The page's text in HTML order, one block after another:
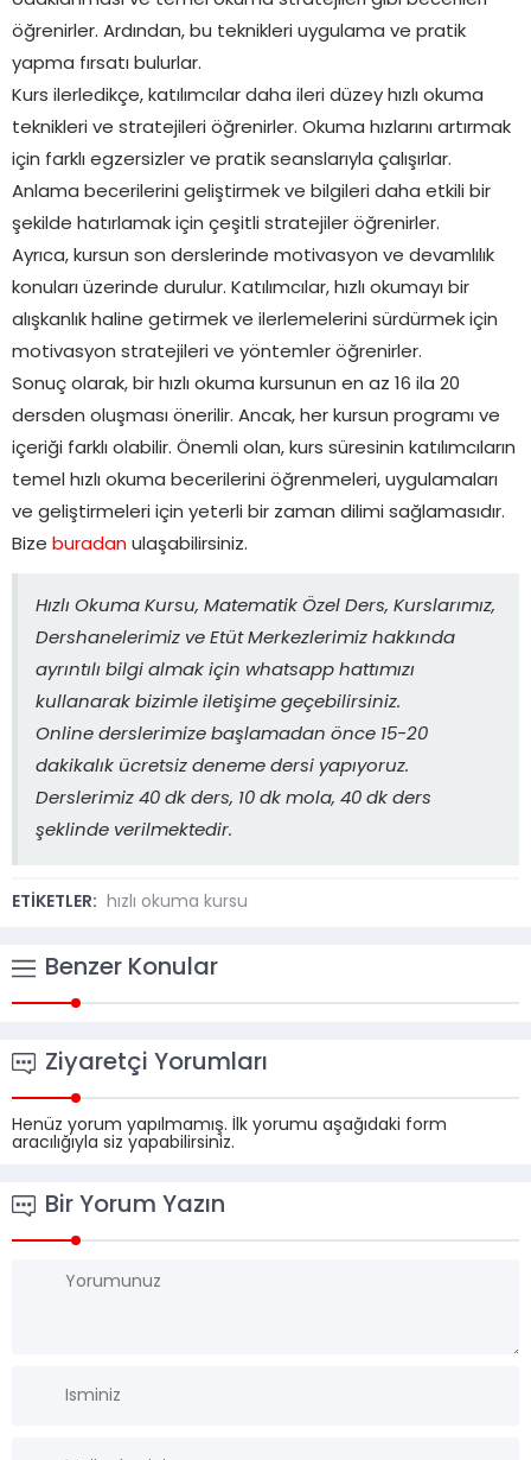
öğrenirler. Ardından, bu teknikleri uygulama ve pratik
yapma fırsatı bulurlar.
Kurs ilerledikçe, katılımcılar daha ileri düzey hızlı okuma
teknikleri ve stratejileri öğrenirler. Okuma hızlarını artırmak
için farklı egzersizler ve pratik seanslarıyla çalışırlar.
Anlama becerilerini geliştirmek ve bilgileri daha etkili bir
şekilde hatırlamak için çeşitli stratejiler öğrenirler.
Ayrıca, kursun son derslerinde motivasyon ve devamlılık
konuları üzerinde durulur. Katılımcılar, hızlı okumayı bir
alışkanlık haline getirmek ve ilerlemelerini sürdürmek için
motivasyon stratejileri ve yöntemler öğrenirler.
Sonuç olarak, bir hızlı okuma kursunun en az 16 ila 20
dersden oluşması önerilir. Ancak, her kursun programı ve
içeriği farklı olabilir. Önemli olan, kurs süresinin katılımcıların
temel hızlı okuma becerilerini öğrenmeleri, uygulamaları
ve geliştirmeleri için yeterli bir zaman dilimi sağlamasıdır.
Bize buradan ulaşabilirsiniz.
Hızlı Okuma Kursu, Matematik Özel Ders, Kurslarımız,
Dershanelerimiz ve Etüt Merkezlerimiz hakkında
ayrıntılı bilgi almak için whatsapp hattımızı
kullanarak bizimle iletişime geçebilirsiniz.
Online derslerimize başlamadan önce 15-20
dakikalık ücretsiz deneme dersi yapıyoruz.
Derslerimiz 40 dk ders, 10 dk mola, 40 dk ders
şeklinde verilmektedir.
ETİKETLER: hızlı okuma kursu
Benzer Konular
Ziyaretçi Yorumları
Henüz yorum yapılmamış. İlk yorumu aşağıdaki form
aracılığıyla siz yapabilirsiniz.
Bir Yorum Yazın